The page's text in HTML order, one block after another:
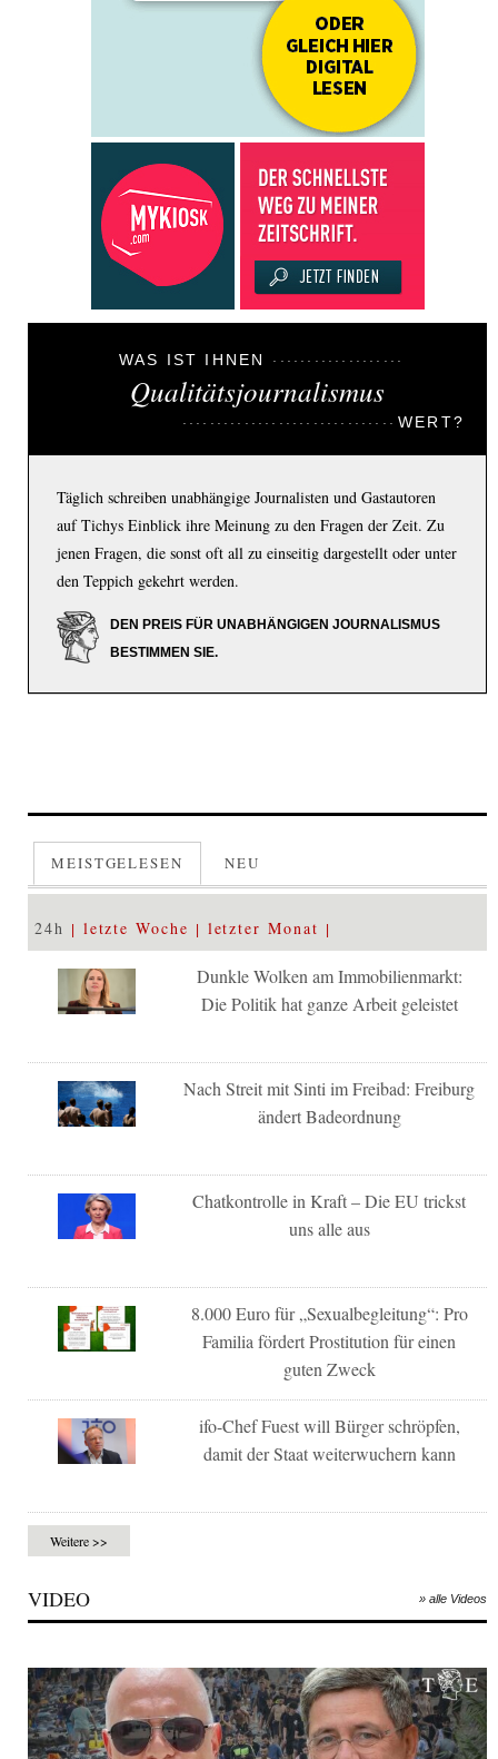
WAS IST IHNEN
Qualitätsjournalismus
WERT?
Täglich schreiben unabhängige Journalisten und Gastautoren
auf Tichys Einblick ihre Meinung zu den Fragen der Zeit. Zu
jenen Fragen, die sonst oft all zu einseitig dargestellt oder unter
den Teppich gekehrt werden.
DEN PREIS FÜR UNABHÄNGIGEN JOURNALISMUS
BESTIMMEN SIE.
MEISTGELESEN NEU
24h letzte Woche letzter Monat
Dunkle Wolken am Immobilienmarkt:
Die Politik hat ganze Arbeit geleistet
Nach Streit mit Sinti im Freibad: Freiburg
ändert Badeordnung
Chatkontrolle in Kraft – Die EU trickst
uns alle aus
8.000 Euro für „Sexualbegleitung“: Pro
Familia fördert Prostitution für einen
guten Zweck
ifo-Chef Fuest will Bürger schröpfen,
damit der Staat weiterwuchern kann
Weitere >>
VIDEO » alle Videos